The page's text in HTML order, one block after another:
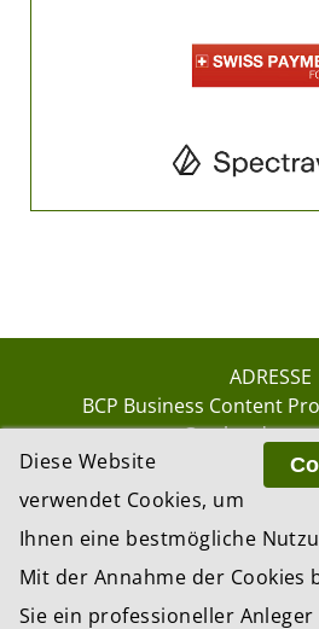
ADRESSE
BCP Business Content
8002
GmbH, Zürich –
Website by update
Diese Website
verwendet Cookies, um
Ihnen eine bestmögliche
Mit der Annahme der Cookies
Sie ein professioneller